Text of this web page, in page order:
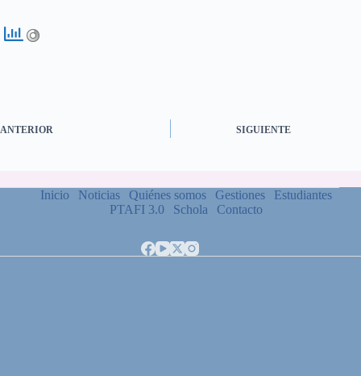
ANTERIOR SIGUIENTE
Inicio Noticias Quiénes somos Gestiones
Estudiantes
PTAFI 3.0
Schola Contacto